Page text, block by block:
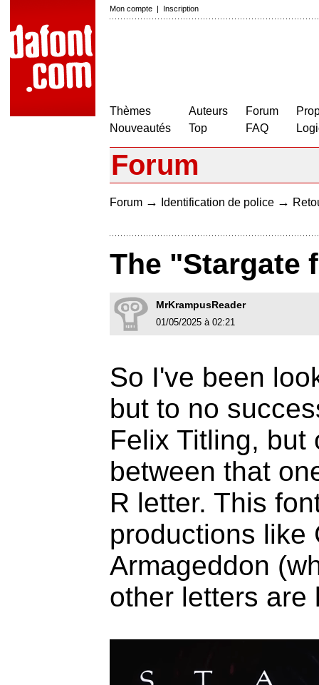
Mon compte | Inscription
Thèmes
Nouveautés
Auteurs
Top
Forum
FAQ
Forum
Forum → Identification de police →
The "Stargate
MrKrampusReader
01/05/2025 à 02:21
So I've been
but to no
Felix Titling, but
between that
R letter. This
productions like
Armageddon
other letters are